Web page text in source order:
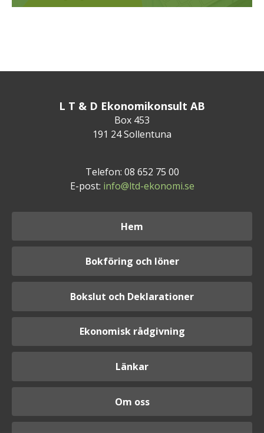
L T & D Ekonomikonsult AB
Box 453
191 24 Sollentuna
Telefon: 08 652 75 00
E-post: info@ltd-ekonomi.se
Hem
Bokföring och löner
Bokslut och Deklarationer
Ekonomisk rådgivning
Länkar
Om oss